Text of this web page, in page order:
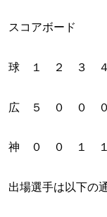
スコアボード
球 １ ２ ３
広 ５ ０ ０ ０
神 ０ ０ １ １
出場選手は以下の